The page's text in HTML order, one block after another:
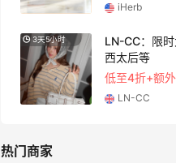
iHerb
3天5小时
LN-CC：限
西太后等
低至4折+额
LN-CC
热门商家